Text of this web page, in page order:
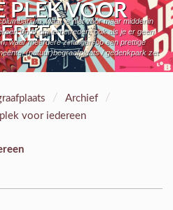
PLEK VOOR
waar je niet vóór maar middenin
fijn is om te betreden, ook als je er geen
waar meerdere zintuigen op een prettige
(natuur)begraafplaats / gedenkpark zet
/ Archief /
voor iedereen